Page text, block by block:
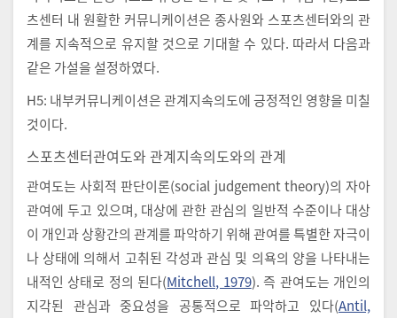
츠센터 내 원활한 커뮤니케이션은 종사원와 스포츠센터와의 관
계를 지속적으로 유지할 것으로 기대할 수 있다. 따라서 다음과
같은 가설을 설정하였다.
H5: 내부커뮤니케이션은 관계지속의도에 긍정적인 영향을 미칠
것이다.
스포츠센터관여도와 관계지속의도와의 관계
관여도는 사회적 판단이론(social judgement theory)의 자아
관여에 두고 있으며, 대상에 관한 관심의 일반적 수준이나 대상
이 개인과 상황간의 관계를 파악하기 위해 관여를 특별한 자극이
나 상태에 의해서 고취된 각성과 관심 및 의욕의 양을 나타내는
내적인 상태로 정의 된다(Mitchell, 1979). 즉 관여도는 개인의
지각된 관심과 중요성을 공통적으로 파악하고 있다(Antil,